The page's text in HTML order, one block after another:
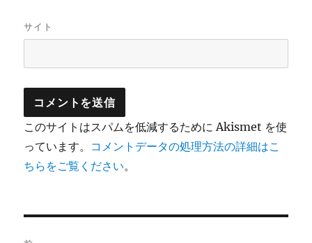
サイト
このサイトはスパムを低減するために Akismet を使
っています。 コメントデータの処理方法の詳細はこ
ちらをご覧ください。